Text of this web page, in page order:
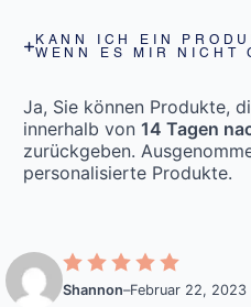
KANN ICH EIN
WENN ES MIR NICHT
Ja, Sie können Produkte,
innerhalb von 14 Tagen
zurückgeben.
personalisierte Produkte.
Shannon–Februar 22, 2023